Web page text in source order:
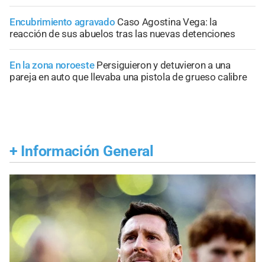
Encubrimiento agravado Caso Agostina Vega: la
reacción de sus abuelos tras las nuevas detenciones
En la zona noroeste Persiguieron y detuvieron a una
pareja en auto que llevaba una pistola de grueso calibre
+ Información General